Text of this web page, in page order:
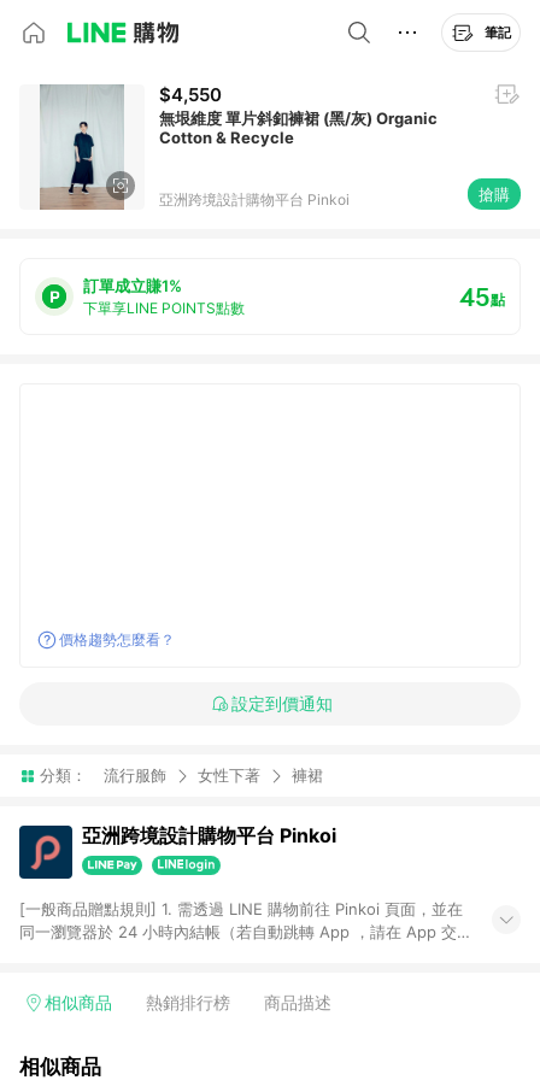
筆記
$4,550
無垠維度 單片斜釦褲裙 (黑/灰) Organic
Cotton & Recycle
亞洲跨境設計購物平台 Pinkoi 搶購
訂單成立賺1%
下單享LINE POINTS點數 45點
價格趨勢怎麼看？
設定到價通知
分類： 流行服飾 女性下著 褲裙
亞洲跨境設計購物平台 Pinkoi
[一般商品贈點規則] 1. 需透過 LINE 購物前往 Pinkoi 頁面，並在
同一瀏覽器於 24 小時內結帳（若自動跳轉 App ，請在 App 交
回饋訂單不得享有 Pinkoi 站方優惠，例如首購優惠，P coins，
行為，不具贈點資格，部分退款不在此限。 6. APP 請更新至
相似商品 熱銷排行榜 商品描述
相似商品